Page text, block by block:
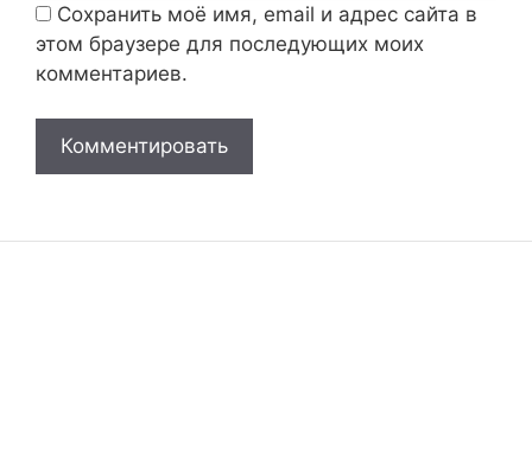
Сохранить моё имя, email и адрес сайта в
этом браузере для последующих моих
комментариев.